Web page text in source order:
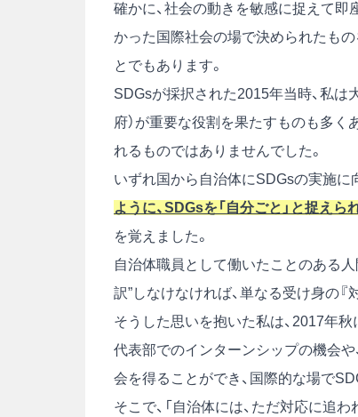
確かに、社会の動きを敏感に捉えて即
かった国際社会の場で決められたも
とでもあります。
SDGsが採択された2015年当時、私は
府）が重要な役割を果たすものも多く
れるものではありませんでした。
いずれ国から自治体にSDGsの実施に
ように、SDGsを「自分ごと」と捉え
を覚えました。
自治体職員として働いたことのある人
訳”しなけなければ、単なる受け身の
そうした思いを抱いた私は、2017年
代表部でのインターンシップの機会や
会を得ることができ、国際的な場で
そこで、「自治体には、ただ対応に追